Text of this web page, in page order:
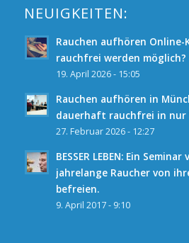
NEUIGKEITEN:
Rauchen aufhören Online-
rauchfrei werden möglich?
19. April 2026 - 15:05
Rauchen aufhören in
dauerhaft rauchfrei in nur
27. Februar 2026 - 12:27
BESSER LEBEN: Ein
jahrelange Raucher von
befreien.
9. April 2017 - 9:10